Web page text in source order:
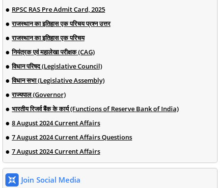
RPSC RAS Pre Admit Card, 2025
राजस्थान का इतिहास एक परिचय प्रश्न उत्तर
राजस्थान का इतिहास एक परिचय
नियंत्रक एवं महालेखा परीक्षक (CAG)
विधान परिषद (Legislative Council)
विधान सभा (Legislative Assembly)
राज्यपाल (Governor)
भारतीय रिजर्व बैंक के कार्य (Functions of Reserve Bank of India)
8 August 2024 Current Affairs
7 August 2024 Current Affairs Questions
7 August 2024 Current Affairs
Join Social Media